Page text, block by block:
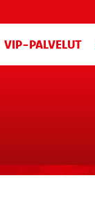
VIP-PALVELUT